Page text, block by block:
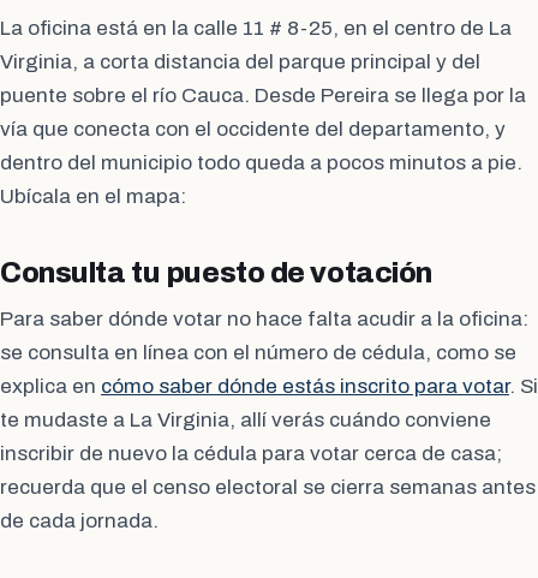
La oficina está en la calle 11 # 8-25, en el centro de La
Virginia, a corta distancia del parque principal y del
puente sobre el río Cauca. Desde Pereira se llega por la
vía que conecta con el occidente del departamento, y
dentro del municipio todo queda a pocos minutos a pie.
Ubícala en el mapa:
Consulta tu puesto de votación
Para saber dónde votar no hace falta acudir a la oficina:
se consulta en línea con el número de cédula, como se
explica en cómo saber dónde estás inscrito para votar. Si
te mudaste a La Virginia, allí verás cuándo conviene
inscribir de nuevo la cédula para votar cerca de casa;
recuerda que el censo electoral se cierra semanas antes
de cada jornada.